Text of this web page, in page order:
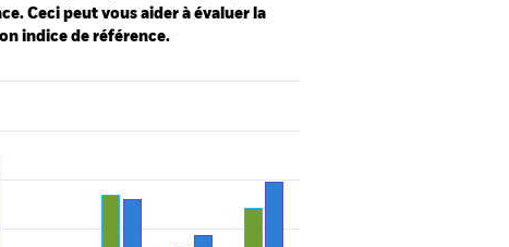
Ceci peut vous aider à évaluer la
indice de référence.